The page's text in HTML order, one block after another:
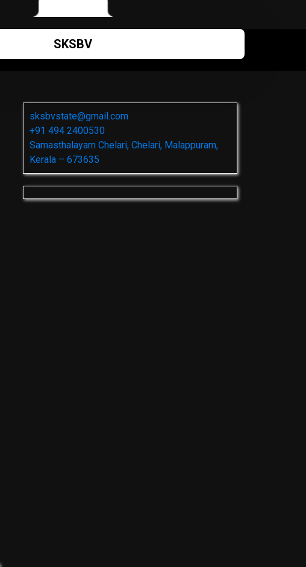
SKSBV
sksbvstate@gmail.com
+91 494 2400530
Samasthalayam Chelari, Chelari, Malappuram,
Kerala – 673635